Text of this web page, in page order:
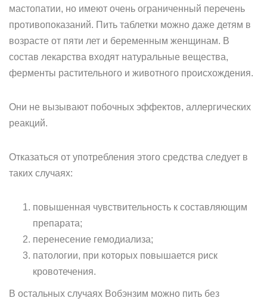
мастопатии, но имеют очень ограниченный перечень
противопоказаний. Пить таблетки можно даже детям в
возрасте от пяти лет и беременным женщинам. В
состав лекарства входят натуральные вещества,
ферменты растительного и животного происхождения.
Они не вызывают побочных эффектов, аллергических
реакций.
Отказаться от употребления этого средства следует в
таких случаях:
повышенная чувствительность к составляющим
препарата;
перенесение гемодиализа;
патологии, при которых повышается риск
кровотечения.
В остальных случаях Вобэнзим можно пить без